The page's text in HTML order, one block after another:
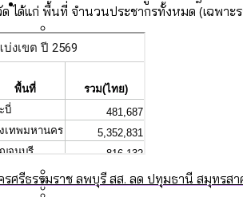
สมุดจดการบ้าน ส.ก. 2569 :
Vote62 ขอบคุณประชาชน
กทม. มีอำนาจแค่ไหน ในกา
ขยะมูลฝอย 2568 [ข้อมูลดิบ]
ความเกลียดชังที่ขายได้ :
เมกะโปรเจ็กต์ของ กทม. ใน
ค่าฝุ่นในกรุงเทพฯ 2025 เที
Future
สังคมผู้สูงอายุไทย [ข้อมูลดิบ]
Database
ได้แก่ พื้นที่ จำนวนประชากรทั้งหมด (เฉพาะ
รศรีธรรมราช ลพบุรี สส. ลด ปทุมธานี สมุทรสา